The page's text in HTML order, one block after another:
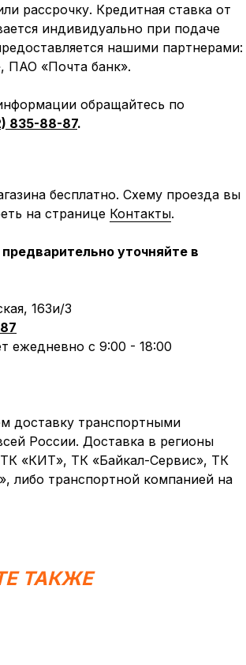
рассрочку. Кредитная ставка от
индивидуально при подаче
нашими партнерами:
ПАО «Почта банк».
обращайтесь по
835-88-87.
бесплатно. Схему проезда вы
на странице Контакты.
уточняйте в
163и/3
ежедневно с 9:00 - 18:00
доставку транспортными
России. Доставка в регионы
ТК «КИТ», ТК «Байкал-Сервис», ТК
либо транспортной компанией на
ТАКЖЕ
определяемой
(2) ГК РФ.